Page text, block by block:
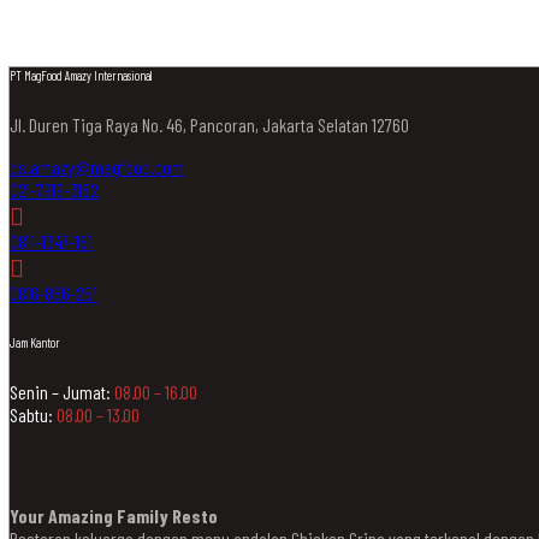
PT MagFood Amazy Internasional
Jl. Duren Tiga Raya No. 46, Pancoran, Jakarta Selatan 12760
cs.amazy@magfood.com
021-7919-3162
0811-1347-161
0816-866-251
Jam Kantor
Senin – Jumat: 08.00 – 16.00
Sabtu: 08.00 – 13.00
Your Amazing Family Resto